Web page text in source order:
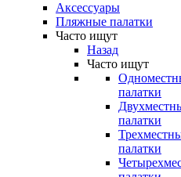
Аксессуары
Пляжные палатки
Часто ищут
Назад
Часто ищут
палатки
палатки
палатки